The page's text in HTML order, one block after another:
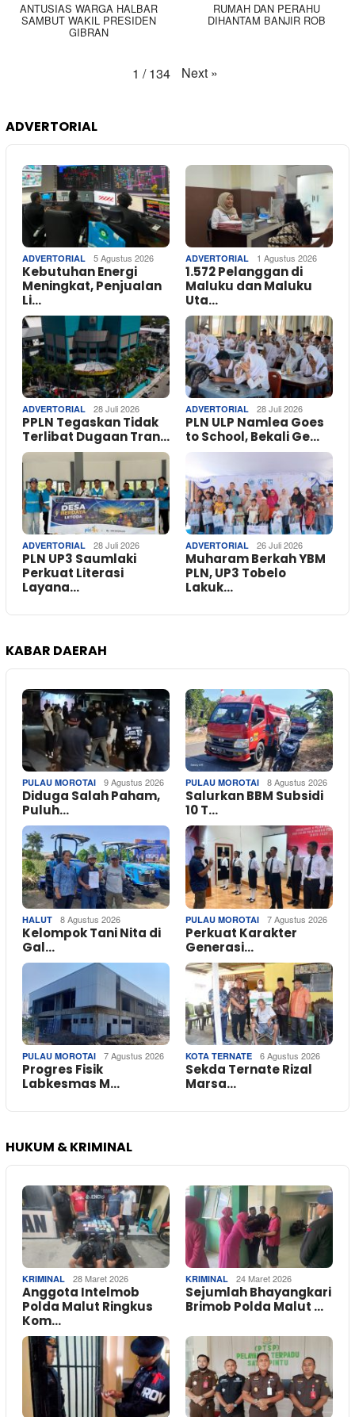
ANTUSIAS WARGA HALBAR
SAMBUT WAKIL PRESIDEN
GIBRAN
RUMAH DAN PERAHU
DIHANTAM BANJIR ROB
1 / 134 Next »
ADVERTORIAL
ADVERTORIAL 5 Agustus 2026
Kebutuhan Energi
Meningkat, Penjualan
Li…
ADVERTORIAL 1 Agustus 2026
1.572 Pelanggan di
Maluku dan Maluku
Uta…
ADVERTORIAL 28 Juli 2026
PPLN Tegaskan Tidak
Terlibat Dugaan Tran…
ADVERTORIAL 28 Juli 2026
PLN ULP Namlea Goes
to School, Bekali Ge…
ADVERTORIAL 28 Juli 2026
PLN UP3 Saumlaki
Perkuat Literasi
Layana…
ADVERTORIAL 26 Juli 2026
Muharam Berkah YBM
PLN, UP3 Tobelo
Lakuk…
KABAR DAERAH
PULAU MOROTAI 9 Agustus 2026
Diduga Salah Paham,
Puluh…
PULAU MOROTAI 8 Agustus 2026
Salurkan BBM Subsidi
10 T…
HALUT 8 Agustus 2026
Kelompok Tani Nita di
Gal…
PULAU MOROTAI 7 Agustus 2026
Perkuat Karakter
Generasi…
PULAU MOROTAI 7 Agustus 2026
Progres Fisik
Labkesmas M…
KOTA TERNATE 6 Agustus 2026
Sekda Ternate Rizal
Marsa…
HUKUM & KRIMINAL
KRIMINAL 28 Maret 2026
Anggota Intelmob
Polda Malut Ringkus
Kom…
KRIMINAL 24 Maret 2026
Sejumlah Bhayangkari
Brimob Polda Malut …